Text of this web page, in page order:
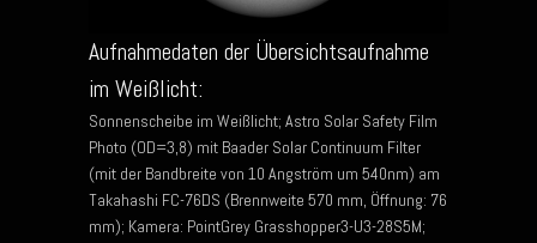
Aufnahmedaten der Übersichtsaufnahme
im Weißlicht:
Sonnenscheibe im Weißlicht; Astro Solar Safety Film
Photo (OD=3,8) mit Baader Solar Continuum Filter
(mit der Bandbreite von 10 Angström um 540nm) am
Takahashi FC-76DS (Brennweite 570 mm, Öffnung: 76
mm); Kamera: PointGrey Grasshopper3-U3-28S5M;